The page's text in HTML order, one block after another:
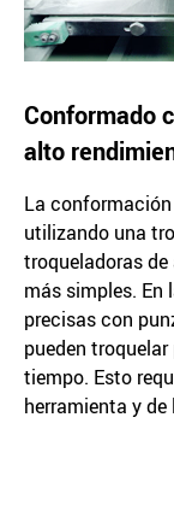
Conformado
alto
La
utilizando una
troqueladoras
más simples. En
precisas con
pueden
tiempo. Esto
herramienta y